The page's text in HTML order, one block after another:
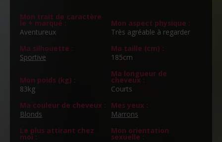
Mon trait de caractère
le + marqué :
Aventureux
Mon aspect physique :
Très agréable à regarder
Ma silhouette :
Sportive
Ma taille (cm) :
185cm
Mon poids (kg) :
83kg
Ma longueur de
cheveux :
Courts
Ma couleur de cheveux :
Blonds
Mes yeux :
Marrons
Le plus attirant chez
moi :
Mon orientation
sexuelle :